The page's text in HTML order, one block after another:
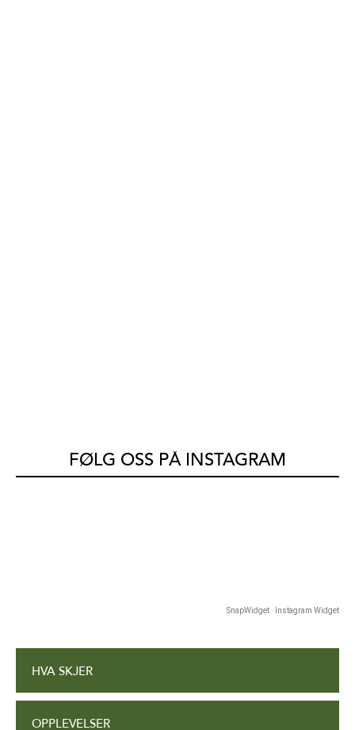
FØLG OSS PÅ INSTAGRAM
SnapWidget · Instagram Widget
HVA SKJER
OPPLEVELSER